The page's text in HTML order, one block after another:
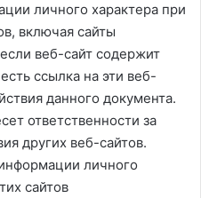
личного характера при
включая сайты
веб-сайт содержит
ссылка на эти веб-
данного документа.
ответственности за
других веб-сайтов.
личного
сайтов